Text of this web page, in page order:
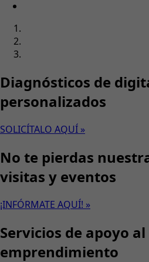
Diagnósticos de
personalizados
SOLICÍTALO AQUÍ »
No te pierdas
visitas y eventos
¡INFÓRMATE AQUÍ! »
Servicios de apoyo al
emprendimiento